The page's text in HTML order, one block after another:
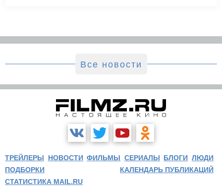
Все новости
ТРЕЙЛЕРЫ НОВОСТИ ФИЛЬМЫ СЕРИАЛЫ БЛОГИ ЛЮДИ
ПОДБОРКИ
КАЛЕНДАРЬ ПУБЛИКАЦИЙ
СТАТИСТИКА MAIL.RU